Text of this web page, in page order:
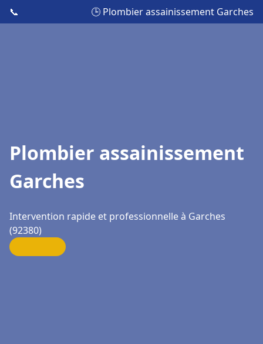
📞 🕒 Plombier assainissement Garches
Plombier assainissement
Garches
Intervention rapide et professionnelle à Garches
(92380)